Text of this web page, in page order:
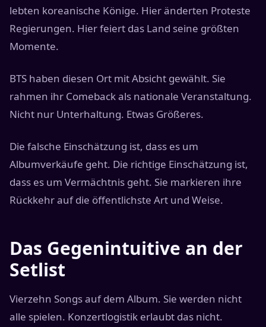
lebten koreanische Könige. Hier änderten Proteste
Regierungen. Hier feiert das Land seine größten
Momente.
BTS haben diesen Ort mit Absicht gewählt. Sie
rahmen ihr Comeback als nationale Veranstaltung.
Nicht nur Unterhaltung. Etwas Größeres.
Die falsche Einschätzung ist, dass es um
Albumverkäufe geht. Die richtige Einschätzung ist,
dass es um Vermächtnis geht. Sie markieren ihre
Rückkehr auf die öffentlichste Art und Weise.
Das Gegenintuitive an der
Setlist
Vierzehn Songs auf dem Album. Sie werden nicht
alle spielen. Konzertlogistik erlaubt das nicht.